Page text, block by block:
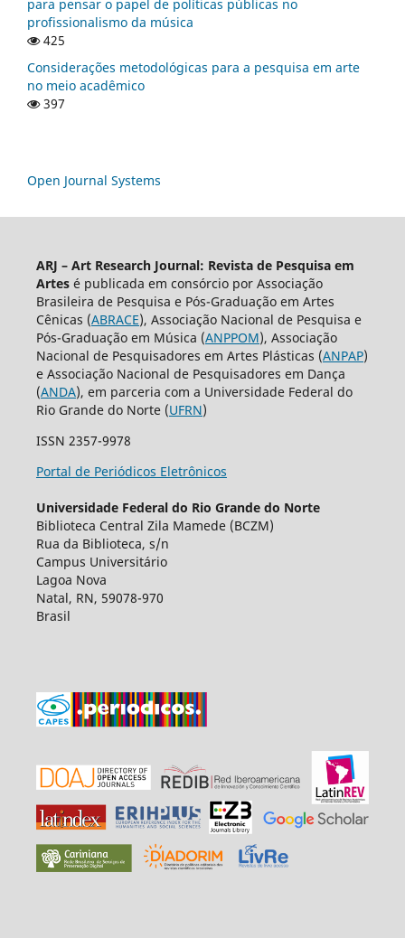
para pensar o papel de políticas públicas no
profissionalismo da música
425
Considerações metodológicas para a pesquisa em arte
no meio acadêmico
397
Open Journal Systems
ARJ – Art Research Journal: Revista de Pesquisa em
Artesé publicada em consórcio por Associação
Brasileira de Pesquisa e Pós-Graduação em Artes
Cênicas (ABRACE), Associação Nacional de Pesquisa e
Pós-Graduação em Música (ANPPOM), Associação
Nacional de Pesquisadores em Artes Plásticas (ANPAP)
e Associação Nacional de Pesquisadores em Dança
(ANDA), em parceria com a Universidade Federal do
Rio Grande do Norte (UFRN)
ISSN 2357-9978
Portal de Periódicos Eletrônicos
Universidade Federal do Rio Grande do Norte
Biblioteca Central Zila Mamede (BCZM)
Rua da Biblioteca, s/n
Campus Universitário
Lagoa Nova
Natal, RN, 59078-970
Brasil